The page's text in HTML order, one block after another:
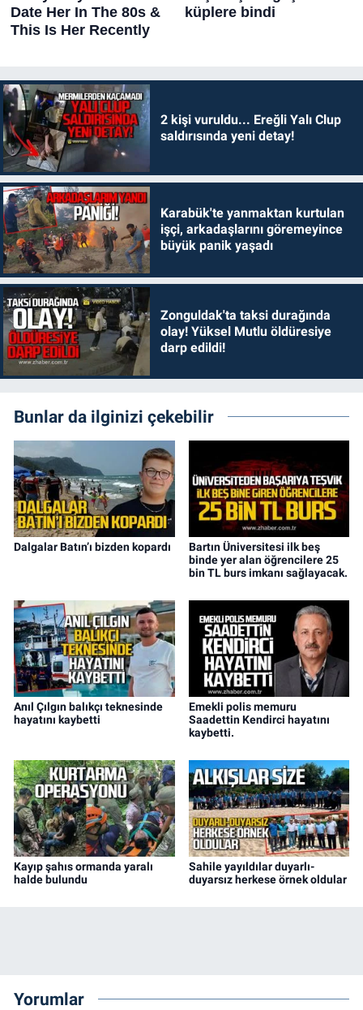
2 kişi vuruldu... Ereğli Yalı Clup
saldırısında yeni detay!
Karabük'te yanmaktan kurtulan
işçi, arkadaşlarını göremeyince
büyük panik yaşadı
Zonguldak'ta taksi durağında
olay! Yüksel Mutlu öldüresiye
darp edildi!
Bunlar da ilginizi çekebilir
Dalgalar Batın’ı bizden kopardı
Bartın Üniversitesi ilk beş
binde yer alan öğrencilere 25
bin TL burs imkanı sağlayacak.
Anıl Çılgın balıkçı teknesinde
hayatını kaybetti
Emekli polis memuru
Saadettin Kendirci hayatını
kaybetti.
Kayıp şahıs ormanda yaralı
halde bulundu
Sahile yayıldılar duyarlı-
duyarsız herkese örnek oldular
Yorumlar